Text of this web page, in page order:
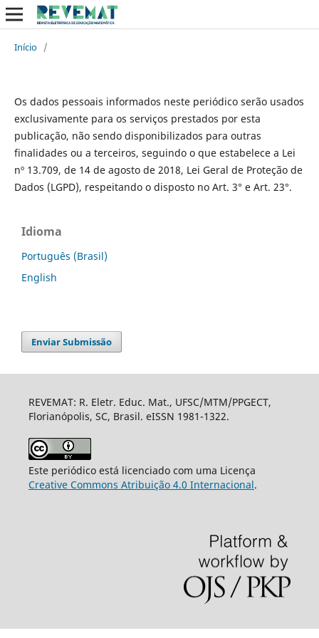
Início /
Os dados pessoais informados neste periódico serão usados
exclusivamente para os serviços prestados por esta
publicação, não sendo disponibilizados para outras
finalidades ou a terceiros, seguindo o que estabelece a Lei
nº 13.709, de 14 de agosto de 2018, Lei Geral de Proteção de
Dados (LGPD), respeitando o disposto no Art. 3° e Art. 23°.
Idioma
Português (Brasil)
English
Enviar Submissão
REVEMAT: R. Eletr. Educ. Mat., UFSC/MTM/PPGECT,
Florianópolis, SC, Brasil. eISSN 1981-1322.
Este periódico está licenciado com uma Licença
Creative Commons Atribuição 4.0 Internacional.